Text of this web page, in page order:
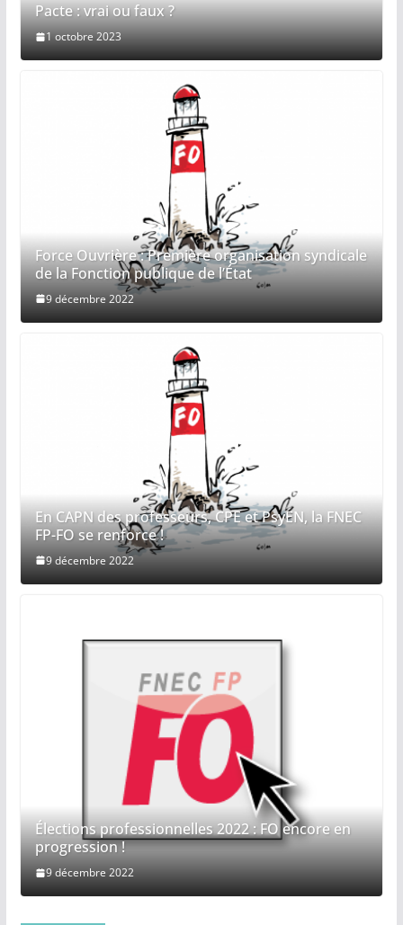
Pacte : vrai ou faux ?
1 octobre 2023
Force Ouvrière : Première organisation syndicale
de la Fonction publique de l’État
9 décembre 2022
En CAPN des professeurs, CPE et PsyEN, la FNEC
FP-FO se renforce !
9 décembre 2022
Élections professionnelles 2022 : FO encore en
progression !
9 décembre 2022